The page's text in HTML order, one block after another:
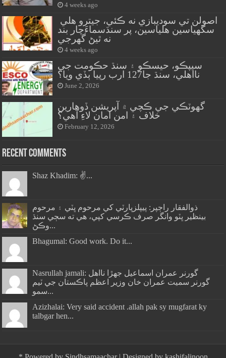
4 weeks ago
سگهياسين هلياسين، پر سنڌسماءَچار بند
نه ٿيڻ گهرجي
4 weeks ago
سيپڪو، حيسڪو ۽ سنڌ حڪومت جي
نااهلي، سنڌ جا127 ارب رپيا ٻڏي ويا؟
June 2, 2026
گهوٽڪي جي ڪچي ۾ آپريشن ڏوهارين
خلاف ۽ امن امان لاءِ آهي؟
February 12, 2026
Recent Comments
Shaz Khadim: ✌️...
ذوالفقار راڄپر: پيپلزپارٽي کي مرحوم ڀٽي ۽ مرحوم
بينظير ڀٽو وانگر صرف ڪرسي کپي، هي ته سڄي سنڌ
وڪڻ...
Bhagumal: Good work. Do it...
Nasrullah jamali: گورنر عمران اسماعيل جھڙا نااهل
گورنر سميت عمران خان وزير اعظم پاڪستان جي ٽيم
سمو...
Azizhalai: Very said accident .allah pak sy mugfarat ky
talbgar hen...